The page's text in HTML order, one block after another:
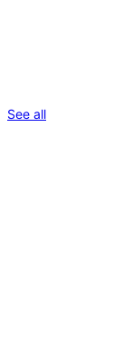
See allreviews